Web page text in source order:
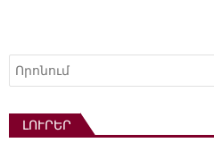
Որոնել
ԼՈՒՐԵՐ